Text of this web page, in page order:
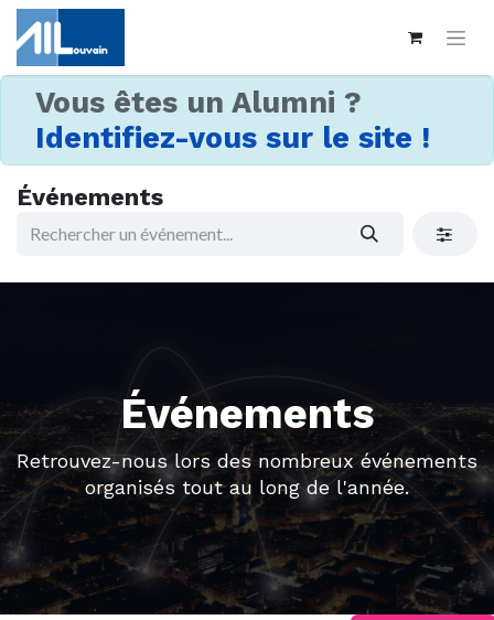
Vous êtes un Alumni ?
Identifiez-vous sur le site !
Événements
Événements
Retrouvez-nous lors des nombreux événements
organisés tout au long de l'année.